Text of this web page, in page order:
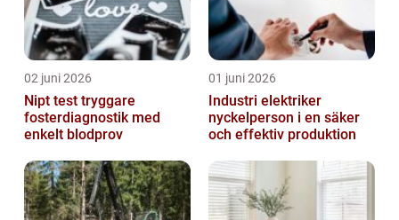
02 juni 2026
Nipt test tryggare
fosterdiagnostik med
enkelt blodprov
01 juni 2026
Industri elektriker
nyckelperson i en säker
och effektiv produktion